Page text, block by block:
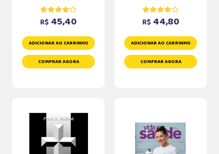
R$ 45,40
ADICIONAR AO CARRINHO
COMPRAR AGORA
R$ 44,80
ADICIONAR AO CARRINHO
COMPRAR AGORA